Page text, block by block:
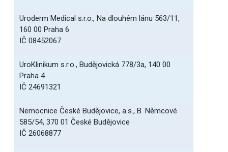
Uroderm Medical s.r.o., Na dlouhém lánu 563/11,
160 00 Praha 6
IČ 08452067
UroKlinikum s.r.o., Budějovická 778/3a, 140 00
Praha 4
IČ 24691321
Nemocnice České Budějovice, a.s., B. Němcové
585/54, 370 01 České Budějovice
IČ 26068877